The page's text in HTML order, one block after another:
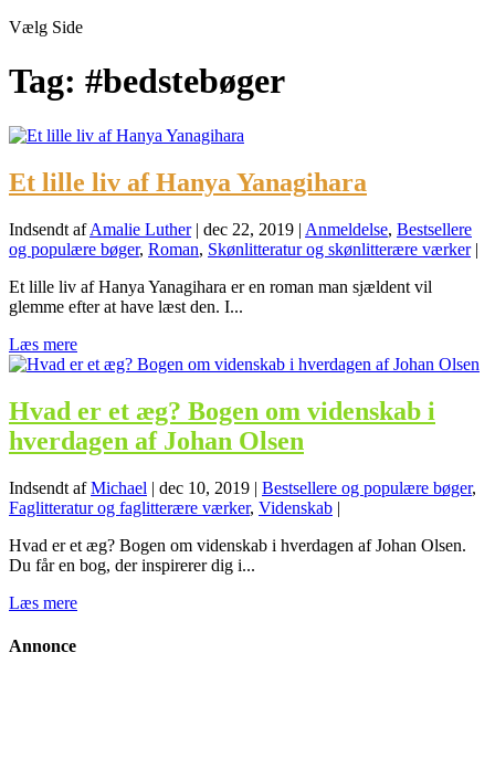
Vælg Side
Tag: #bedstebøger
Et lille liv af Hanya Yanagihara
Indsendt afAmalie Luther| dec 22, 2019 | Anmeldelse, Bestsellere
og populære bøger, Roman, Skønlitteratur og skønlitterære værker|
Et lille liv af Hanya Yanagihara er en roman man sjældent vil
glemme efter at have læst den. I...
Læs mere
Hvad er et æg? Bogen om videnskab i
hverdagen af Johan Olsen
Indsendt afMichael | dec 10, 2019 | Bestsellere og populære bøger,
Faglitteratur og faglitterære værker, Videnskab |
Hvad er et æg? Bogen om videnskab i hverdagen af Johan Olsen.
Du får en bog, der inspirerer dig i...
Læs mere
Annonce